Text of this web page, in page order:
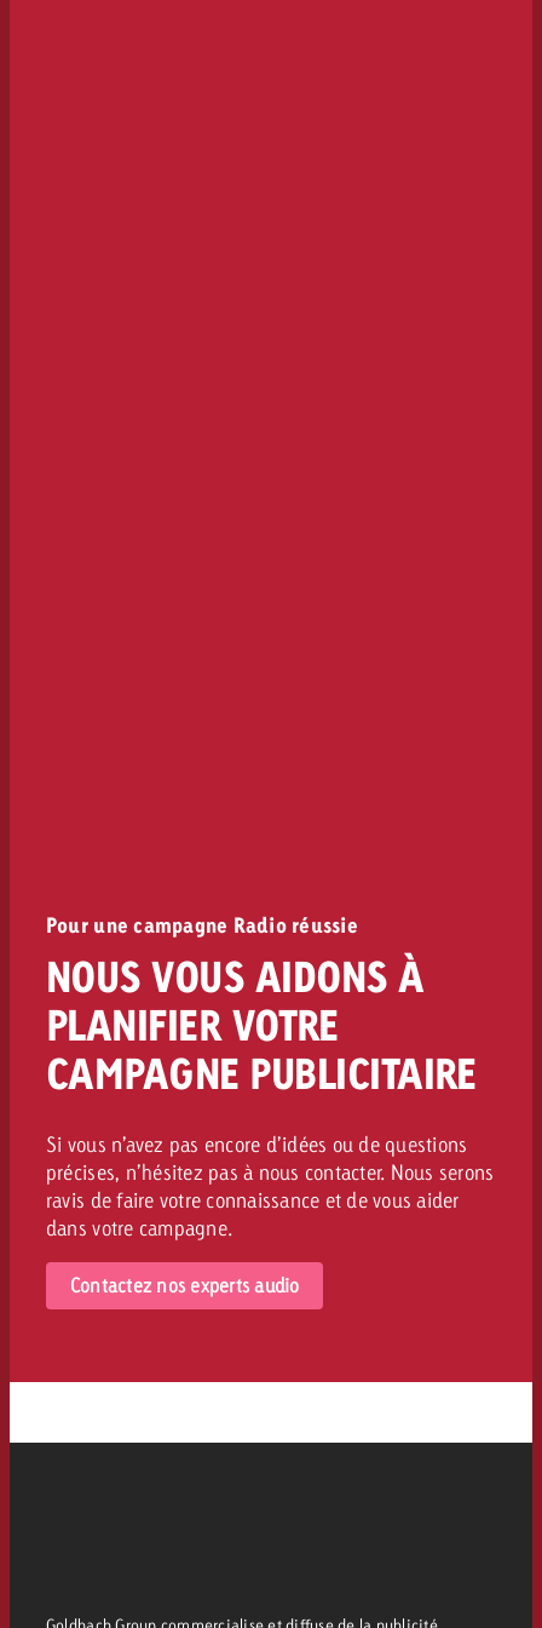
Pour une campagne Radio réussie
NOUS VOUS AIDONS À
PLANIFIER VOTRE
CAMPAGNE PUBLICITAIRE
Si vous n’avez pas encore d’idées ou de questions
précises, n’hésitez pas à nous contacter. Nous serons
ravis de faire votre connaissance et de vous aider
dans votre campagne.
Contactez nos experts audio